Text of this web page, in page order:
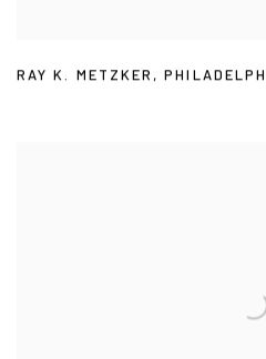
RAY K. METZKER ,